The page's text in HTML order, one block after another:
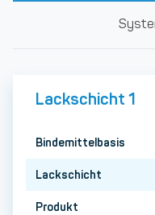
Lackschicht 1
Bindemittelbasis
Lackschicht
Produkt